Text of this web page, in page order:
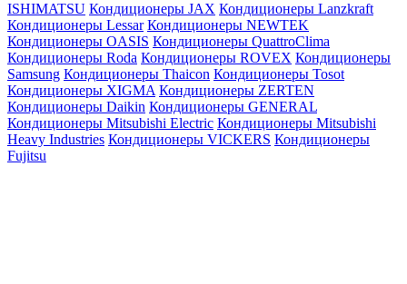
ISHIMATSU Кондиционеры JAX Кондиционеры Lanzkraft
Кондиционеры Lessar Кондиционеры NEWTEK
Кондиционеры OASIS Кондиционеры QuattroClima
Кондиционеры Roda Кондиционеры ROVEX Кондиционеры
Samsung Кондиционеры Thaicon Кондиционеры Tosot
Кондиционеры XIGMA Кондиционеры ZERTEN
Кондиционеры Daikin Кондиционеры GENERAL
Кондиционеры Mitsubishi Electric Кондиционеры Mitsubishi
Heavy Industries Кондиционеры VICKERS Кондиционеры
Fujitsu